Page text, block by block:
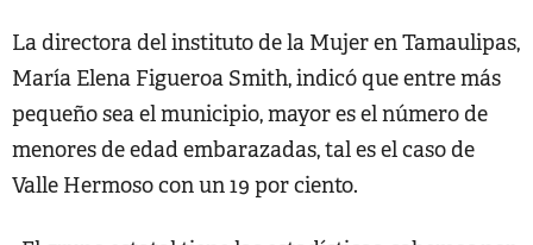
La directora del instituto de la Mujer en Tamaulipas,
María Elena Figueroa Smith, indicó que entre más
pequeño sea el municipio, mayor es el número de
menores de edad embarazadas, tal es el caso de
Valle Hermoso con un 19 por ciento.